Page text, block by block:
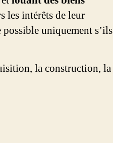
les intérêts de leur
uniquement s’ils
la construction, la